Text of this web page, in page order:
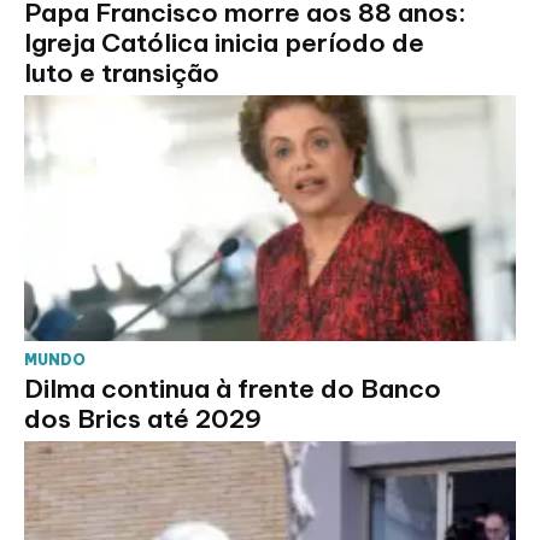
Papa Francisco morre aos 88 anos:
Igreja Católica inicia período de
luto e transição
MUNDO
Dilma continua à frente do Banco
dos Brics até 2029